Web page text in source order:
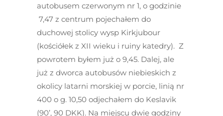
autobusem czerwonym nr 1, o godzinie
7,47 z centrum pojechałem do
duchowej stolicy wysp Kirkjubour
(kościółek z XII wieku i ruiny katedry). Z
powrotem byłem już o 9,45. Dalej, ale
już z dworca autobusów niebieskich z
okolicy latarni morskiej w porcie, linią nr
400 o g. 10,50 odjechałem do Keslavik
(90’, 90 DKK). Na miejscu dwie godziny